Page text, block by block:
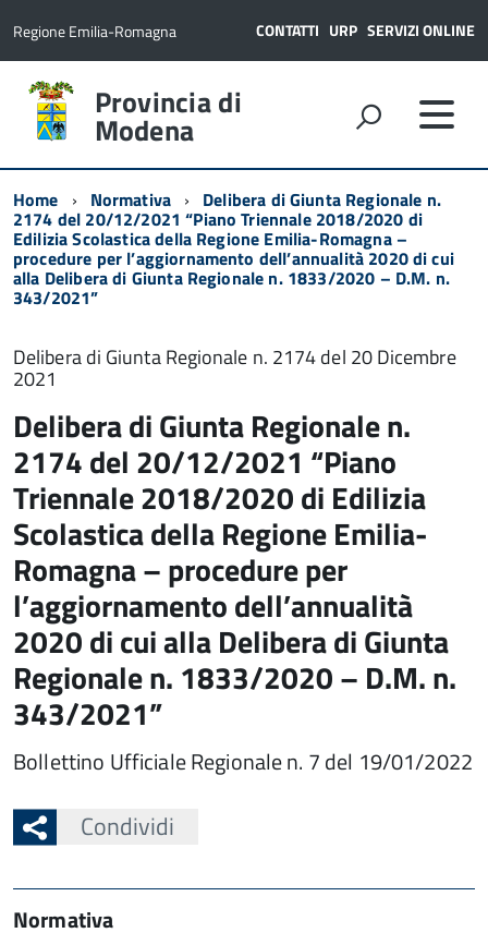
Regione Emilia-Romagna CONTATTI URP SERVIZI ONLINE
Provincia di
Modena
Home Normativa Delibera di Giunta Regionale n.
2174 del 20/12/2021 “Piano Triennale 2018/2020 di
Edilizia Scolastica della Regione Emilia-Romagna –
procedure per l’aggiornamento dell’annualità 2020 di cui
alla Delibera di Giunta Regionale n. 1833/2020 – D.M. n.
343/2021”
Delibera di Giunta Regionale n. 2174 del 20 Dicembre
2021
Delibera di Giunta Regionale n.
2174 del 20/12/2021 “Piano
Triennale 2018/2020 di Edilizia
Scolastica della Regione Emilia-
Romagna – procedure per
l’aggiornamento dell’annualità
2020 di cui alla Delibera di Giunta
Regionale n. 1833/2020 – D.M. n.
343/2021”
Bollettino Ufficiale Regionale n. 7 del 19/01/2022
Condividi
Normativa